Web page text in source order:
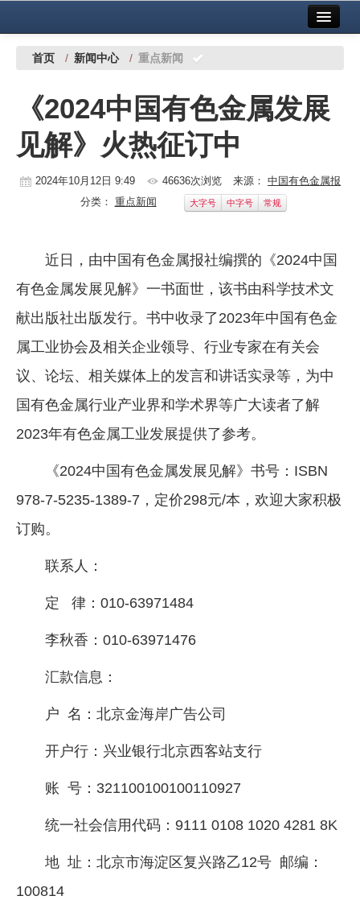
中国有色金属报社主办 广告服务
铜镍铅锌
铝
稀有稀土
镁钛
地矿 建设
党建工作
企业文化
《资源再生》杂志
首页 / 新闻中心 / 重点新闻
《2024中国有色金属发展
见解》火热征订中
2024年10月12日 9:49 46636次浏览 来源： 中国有色金属报
分类： 重点新闻 大字号 中字号 常规
近日，由中国有色金属报社编撰的《2024中国
有色金属发展见解》一书面世，该书由科学技术文
献出版社出版发行。书中收录了2023年中国有色金
属工业协会及相关企业领导、行业专家在有关会
议、论坛、相关媒体上的发言和讲话实录等，为中
国有色金属行业产业界和学术界等广大读者了解
2023年有色金属工业发展提供了参考。
《2024中国有色金属发展见解》书号：ISBN
978-7-5235-1389-7，定价298元/本，欢迎大家积极
订购。
联系人：
定 律：010-63971484
李秋香：010-63971476
汇款信息：
户 名：北京金海岸广告公司
开户行：兴业银行北京西客站支行
账 号：321100100100110927
统一社会信用代码：9111 0108 1020 4281 8K
地 址：北京市海淀区复兴路乙12号 邮编：
100814